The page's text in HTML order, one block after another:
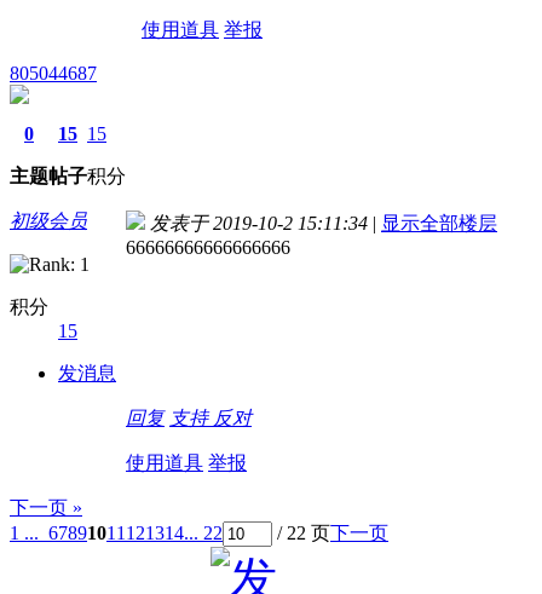
使用道具 举报
805044687
0
主题
15
帖子
15
积分
初级会员
积分
15
发消息
发表于 2019-10-2 15:11:34 | 显示全部楼层
66666666666666666
回复 支持 反对
使用道具 举报
下一页 »
1 ... 67891011 121314... 22 / 22 页下一页